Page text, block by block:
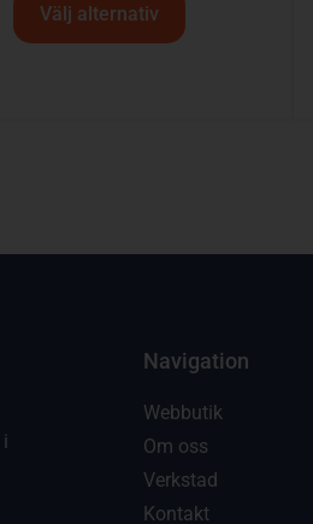
Välj alternativ
Navigation
Webbutik
Om oss
Verkstad
Kontakt